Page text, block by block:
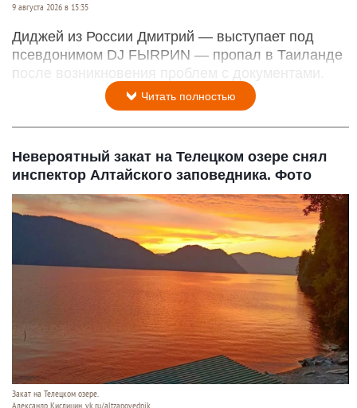
9 августа 2026 в 15:35
Диджей из России Дмитрий — выступает под
псевдонимом DJ FЫRРИN — пропал в Таиланде
после возникновения проблем с документами.
Читать полностью
Невероятный закат на Телецком озере снял
инспектор Алтайского заповедника. Фото
Закат на Телецком озере.